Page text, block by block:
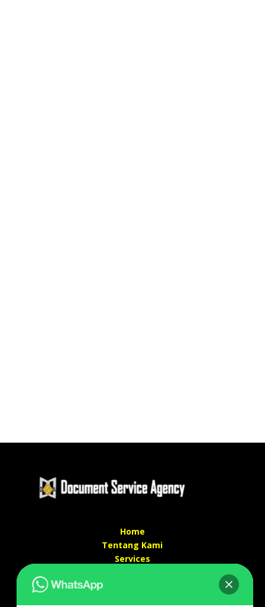
Home
Tentang Kami
Services
Kontak kami